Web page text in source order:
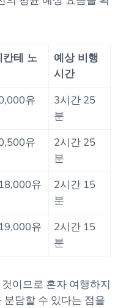
칸테 노
예상 비행
시간
유
3시간 25
분
유
2시간 25
분
유
2시간 15
분
유
2시간 15
분
이므로 혼자 여행하지
담할 수 있다는 점을